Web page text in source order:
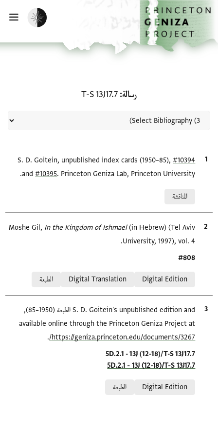
إلى المحتوى الرئيسي
الرئيسية
تفعيل الوضع المظلم
رسالة T-S 13J17.7
الاقتباس المرجعيS. D. Goitein, unpublished index cards (1950–85),#10394
and#10395 . Princeton Geniza Lab, Princeton University.
المناقشة
الاقتباس المرجعي Moshe Gil,In the Kingdom of Ishmael‎(in Hebrew) (Tel Aviv
University, 1997), vol. 4.
Location in source
#808
Digital Edition
Digital Translation الطبعة
الاقتباس المرجعي
S. D. Goitein's unpublished edition and الطبعة (1950–85),
available online through the Princeton Geniza Project at
https://geniza.princeton.edu/documents/3267/
.
Location in source
5D.2.1 - 13J (12-18)/T-S 13J17.7
5D.2.1 - 13J (12-18)/T-S 13J17.7
Digital Edition
الطبعة